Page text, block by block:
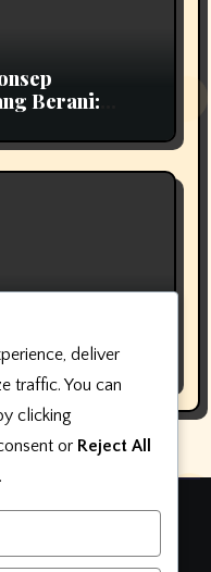
Berani:
keterlibatan
nama,
deliver
traffic. You can
clicking
or Reject All